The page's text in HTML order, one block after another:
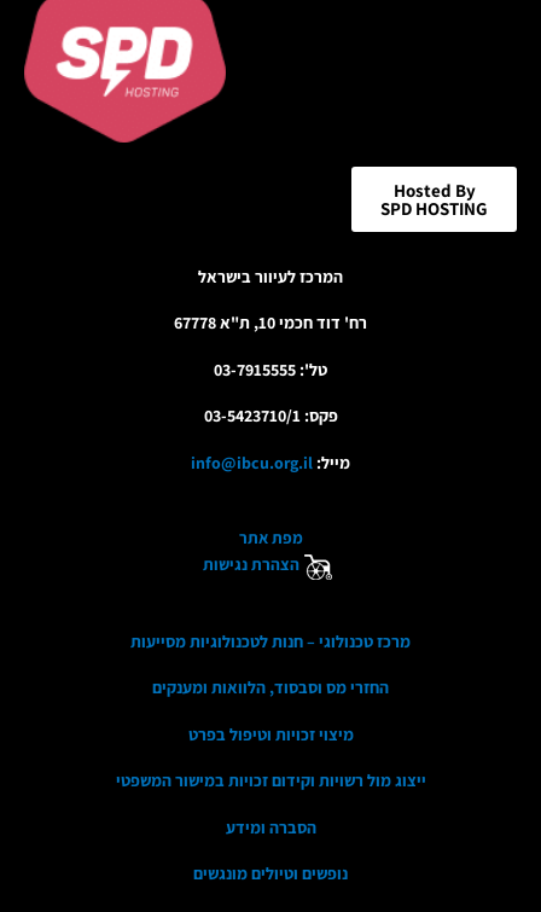
Hosted By
SPD HOSTING
המרכז לעיוור בישראל
רח' דוד חכמי 10, ת"א 67778
טל': 03-7915555
פקס: 03-5423710/1
מייל: info@ibcu.org.il
מפת אתר
הצהרת נגישות
מרכז טכנולוגי – חנות לטכנולוגיות מסייעות
החזרי מס וסבסוד, הלוואות ומענקים
מיצוי זכויות וטיפול בפרט
ייצוג מול רשויות וקידום זכויות במישור המשפטי
הסברה ומידע
נופשים וטיולים מונגשים